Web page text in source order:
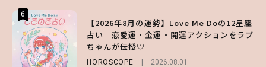
6
【2026年8月の運勢】Love Me Doの12星座
占い｜恋愛運・金運・開運アクションをラブ
ちゃんが伝授♡
HOROSCOPE 2026.08.01
6
【森香澄】理想のスタイルはどう作る？体型
キープの秘訣や夏の過ごし方など独占インタ
ビュー！
ENTERTAINMENT 2026.07.31
6
【GU】夏の“主役級”アイテム決定！ヘルシ
ー＆可愛すぎる「大人の肌見せ」トップス3
選
FASHION 2026.07.19